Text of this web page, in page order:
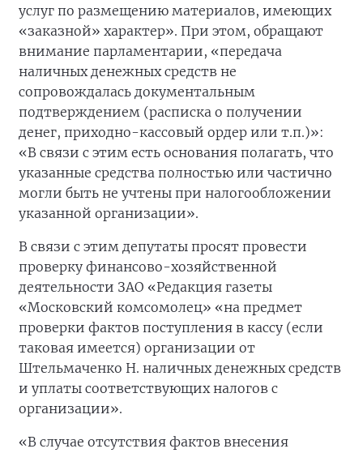
услуг по размещению материалов, имеющих
«заказной» характер». При этом, обращают
внимание парламентарии, «передача
наличных денежных средств не
сопровождалась документальным
подтверждением (расписка о получении
денег, приходно-кассовый ордер или т.п.)»:
«В связи с этим есть основания полагать, что
указанные средства полностью или частично
могли быть не учтены при налогообложении
указанной организации».
В связи с этим депутаты просят провести
проверку финансово-хозяйственной
деятельности ЗАО «Редакция газеты
«Московский комсомолец» «на предмет
проверки фактов поступления в кассу (если
таковая имеется) организации от
Штельмаченко Н. наличных денежных средств
и уплаты соответствующих налогов с
организации».
«В случае отсутствия фактов внесения